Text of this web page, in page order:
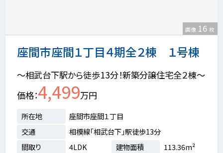
座間市座間１丁目４期全２棟 １号棟
画像 16 枚
～相武台下駅から徒歩13分！新築分譲住宅全２棟～
価格 4,499万円
所在地
座間市座間１丁目
交通
相模線「相武台下」駅徒歩13分
間取り
4LDK 建物面積
113.36m²